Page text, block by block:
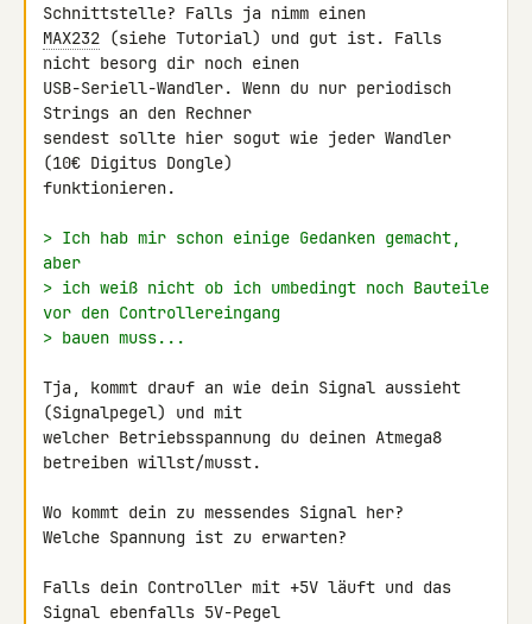
MAX232 (siehe Tutorial) und gut ist. Falls
nicht besorg dir noch einen
USB-Seriell-Wandler. Wenn du nur periodisch
Strings an den Rechner
sendest sollte hier sogut wie jeder Wandler
(10€ Digitus Dongle)
funktionieren.
> Ich hab mir schon einige Gedanken gemacht,
aber
> ich weiß nicht ob ich umbedingt noch Bauteile
vor den Controllereingang
> bauen muss...
Tja, kommt drauf an wie dein Signal aussieht
(Signalpegel) und mit
welcher Betriebsspannung du deinen Atmega8
betreiben willst/musst.
Wo kommt dein zu messendes Signal her?
Welche Spannung ist zu erwarten?
Falls dein Controller mit +5V läuft und das
Signal ebenfalls 5V-Pegel